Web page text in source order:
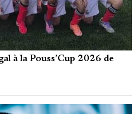
à la Pouss’Cup 2026 de